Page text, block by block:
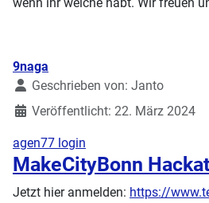
Details
9naga
Geschrieben von: Janto
Veröffentlicht: 22. März 2024
agen77 login
MakeCityBonn
Jetzt hier anmelden: https://